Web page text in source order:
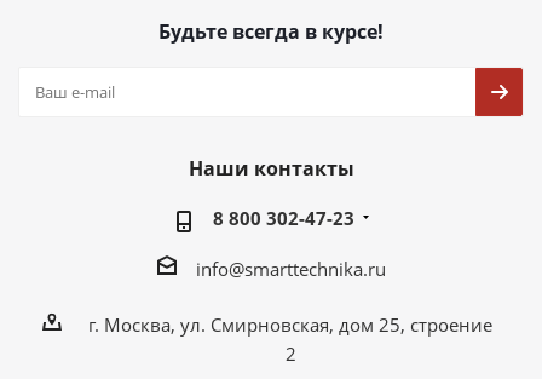
Будьте всегда в курсе!
Наши контакты
8 800 302-47-23
info@smarttechnika.ru
г. Москва, ул. Смирновская, дом 25, строение
2